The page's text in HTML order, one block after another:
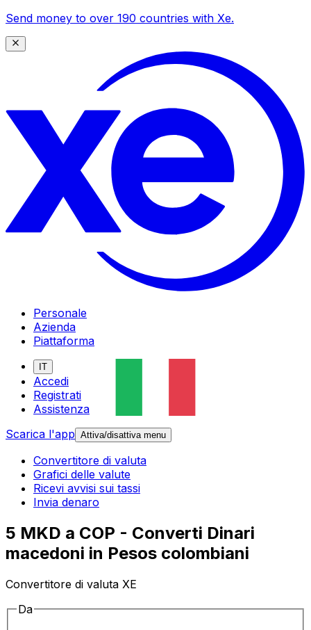
Send money to over 190 countries with Xe.
Personale
Azienda
Piattaforma
IT
Accedi
Registrati
Assistenza
Scarica l'app Attiva/disattiva menu
Convertitore di valuta
Grafici delle valute
Ricevi avvisi sui tassi
Invia denaro
5 MKD a COP - Converti Dinari
macedoni in Pesos colombiani
Convertitore di valuta XE
Da